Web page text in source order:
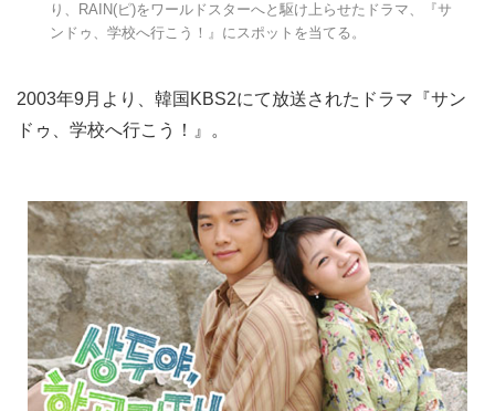
り、RAIN(ピ)をワールドスターへと駆け上らせたドラマ、『サ
ンドゥ、学校へ行こう！』にスポットを当てる。
2003年9月より、韓国KBS2にて放送されたドラマ『サン
ドゥ、学校へ行こう！』。